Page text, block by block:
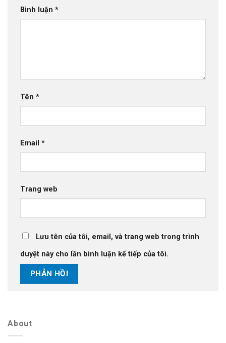
Bình luận *
Tên *
Email *
Trang web
Lưu tên của tôi, email, và trang web trong trình
duyệt này cho lần bình luận kế tiếp của tôi.
About